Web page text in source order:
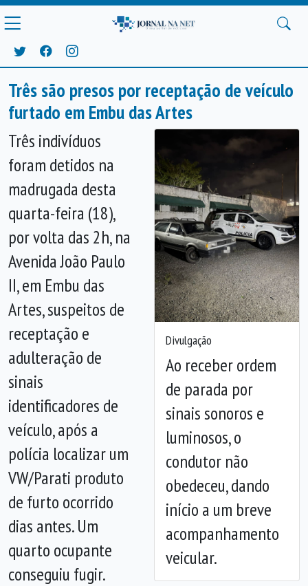
Três são presos por receptação de veículo
furtado em Embu das Artes
Divulgação
Ao receber ordem
de parada por
sinais sonoros e
luminosos, o
condutor não
obedeceu, dando
início a um breve
acompanhamento
veicular.
Anterior
Três indivíduos
foram detidos na
madrugada desta
quarta-feira (18),
por volta das 2h, na
Avenida João Paulo
II, em Embu das
Artes, suspeitos de
receptação e
adulteração de
sinais
identificadores de
veículo, após a
polícia localizar um
VW/Parati produto
de furto ocorrido
dias antes. Um
quarto ocupante
conseguiu fugir.